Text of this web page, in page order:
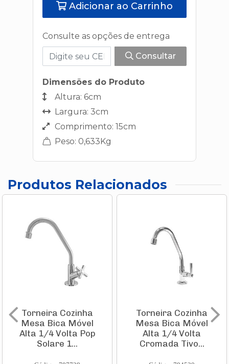
Adicionar ao Carrinho
Consulte as opções de entrega
Consultar
Dimensões do Produto
Altura: 6cm
Largura: 3cm
Comprimento: 15cm
Peso: 0,633Kg
Produtos Relacionados
Torneira Cozinha
Mesa Bica Móvel
Alta 1/4 Volta Pop
Solare 1...
Torneira Cozinha
Mesa Bica Móvel
Alta 1/4 Volta
Cromada Tivo...